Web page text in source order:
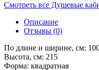
Смотреть все Душевые
Описание
Отзывы (0)
По длине и ширине, см:
Высота, см: 215
Форма: квадратная